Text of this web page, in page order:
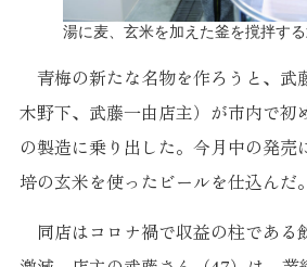
湯に麦、玄米を加えた釜を撹拌す
青梅の新たな名物を作ろうと、武
木野下、武藤一由店主）が市内で初
の製造に乗り出した。今月中の発売
培の玄米を使ったビールを仕込んだ。
同店はコロナ禍で収益の柱である